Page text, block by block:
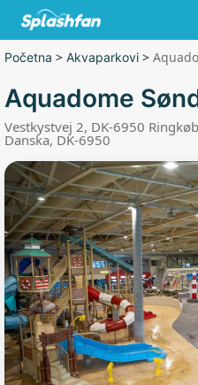
Početna > Akvaparkovi >
Aquadome
Vestkystvej 2, DK-6950
Danska, DK-6950